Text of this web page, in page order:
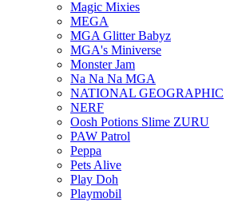
Magic Mixies
MEGA
MGA Glitter Babyz
MGA's Miniverse
Monster Jam
Na Na Na MGA
NATIONAL GEOGRAPHIC
NERF
Oosh Potions Slime ZURU
PAW Patrol
Peppa
Pets Alive
Play Doh
Playmobil